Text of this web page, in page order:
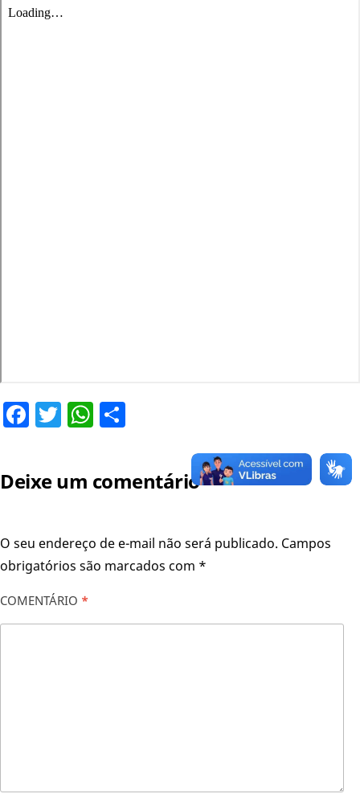
Facebook
TwitterWhatsApp
Deixe um comentário
O seu endereço de e-mail não será publicado. Campos
obrigatórios são marcados com *
COMENTÁRIO *